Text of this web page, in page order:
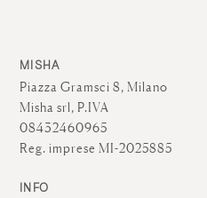
MISHA
Piazza Gramsci 8, Milano
Misha srl, P.IVA
08432460965
Reg. imprese MI-2025885
INFO